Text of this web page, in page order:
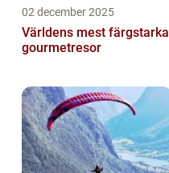
02 december 2025
Världens mest färgstarka
gourmetresor